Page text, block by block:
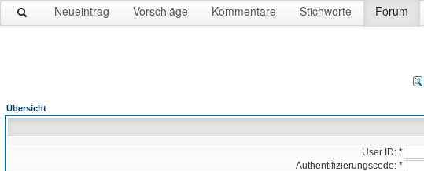
Neueintrag Vorschläge Kommentare Stichworte Forum
Übersicht
User ID: *
Authentifizierungscode: *